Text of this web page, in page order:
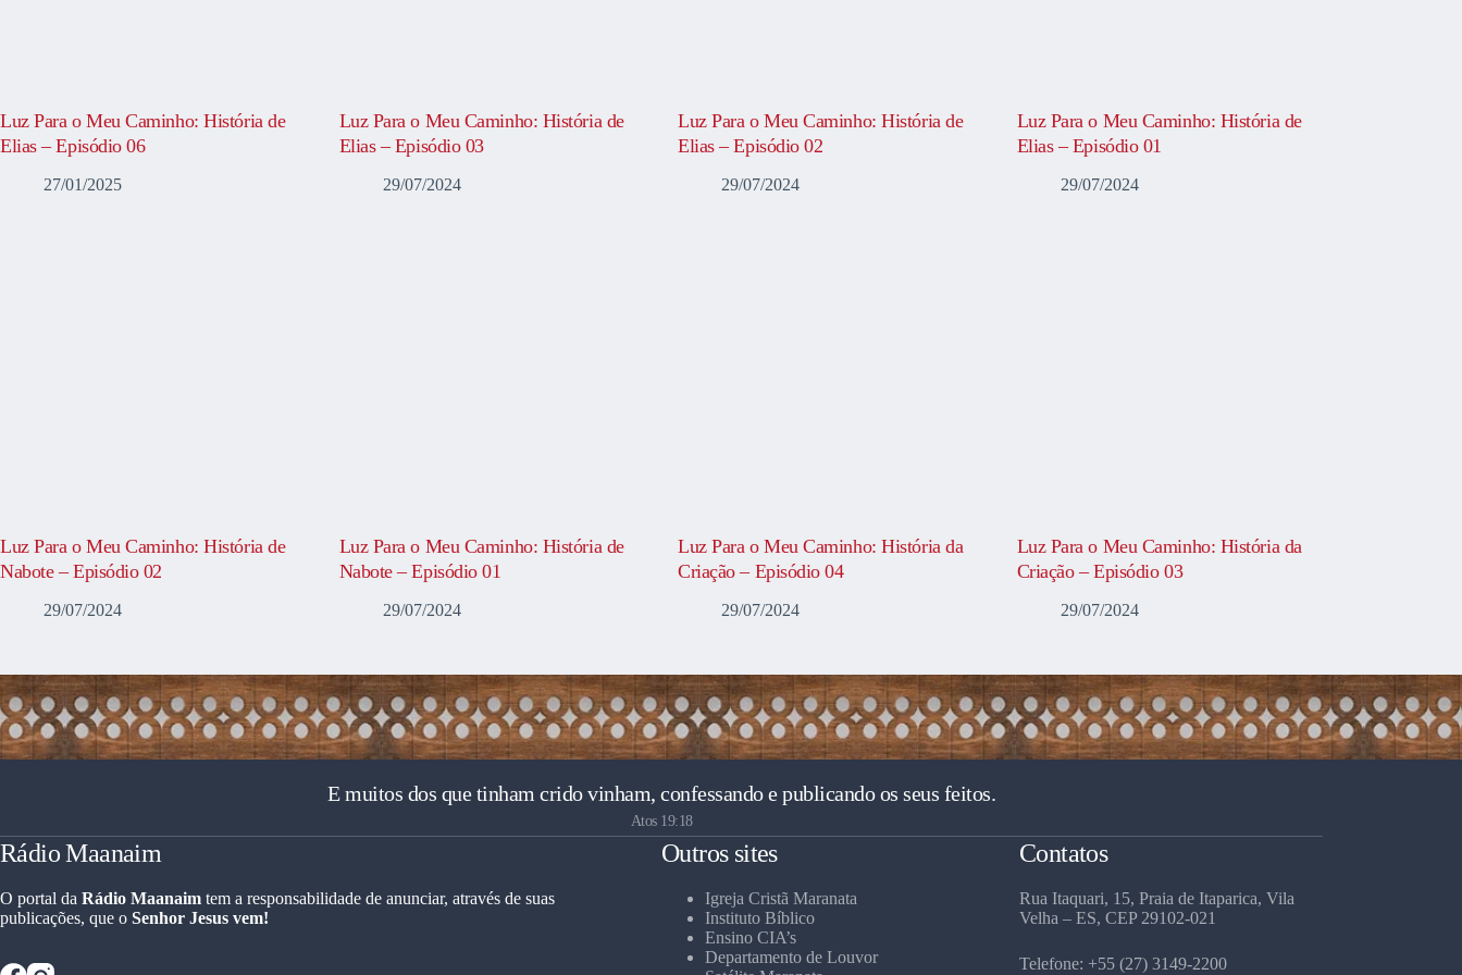
Luz Para o Meu Caminho: História de
Elias – Episódio 06
27/01/2025
Luz Para o Meu Caminho: História de
Elias – Episódio 03
29/07/2024
Luz Para o Meu Caminho: História de
Elias – Episódio 02
29/07/2024
Luz Para o Meu Caminho: História de
Elias – Episódio 01
29/07/2024
Luz Para o Meu Caminho: História de
Nabote – Episódio 02
29/07/2024
Luz Para o Meu Caminho: História de
Nabote – Episódio 01
29/07/2024
Luz Para o Meu Caminho: História da
Criação – Episódio 04
29/07/2024
Luz Para o Meu Caminho: História da
Criação – Episódio 03
29/07/2024
E muitos dos que tinham crido vinham, confessando e publicando os seus feitos.
Atos 19:18
Rádio Maanaim
O portal da Rádio Maanaim tem a responsabilidade de anunciar, através de suas
publicações, que o Senhor Jesus vem!
Outros sites
Igreja Cristã Maranata
Instituto Bíblico
Ensino CIA’s
Departamento de Louvor
Contatos
Rua Itaquari, 15, Praia de Itaparica, Vila
Velha – ES, CEP 29102-021
Telefone: +55 (27) 3149-2200